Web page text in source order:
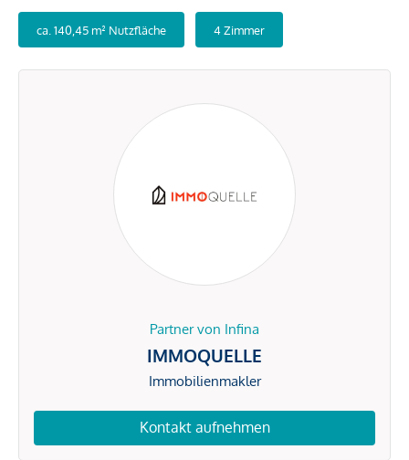
ca. 140,45 m² Nutzfläche 4 Zimmer
Partner von Infina
IMMOQUELLE
Immobilienmakler
Kontakt aufnehmen